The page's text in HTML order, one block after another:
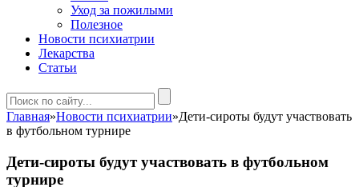
Уход за пожилыми
Полезное
Новости психиатрии
Лекарства
Статьи
Главная»Новости психиатрии»Дети-сироты будут участвовать
в футбольном турнире
Дети-сироты будут участвовать в футбольном
турнире